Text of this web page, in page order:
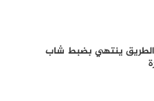
ينتهي بضبط شاب